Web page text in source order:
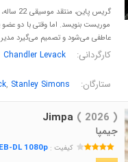
موریست بنویسد. اما وقتی با دو
عاطفی می‌شود و تصمیم می‌گیرد
کارگردانی:Chandler Levack
ستارگان: , Stanley Simons
Jimpa( 2026 )
جیمپا
کیفیت :DL 1080p